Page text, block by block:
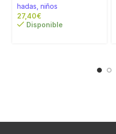
hadas, niños
€
Disponible